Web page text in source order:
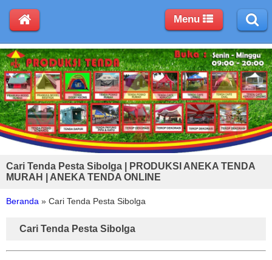
Cari Tenda Pesta Sibolga | PRODUKSI ANEKA TENDA
MURAH | ANEKA TENDA ONLINE
Beranda » Cari Tenda Pesta Sibolga
Cari Tenda Pesta Sibolga
Menu